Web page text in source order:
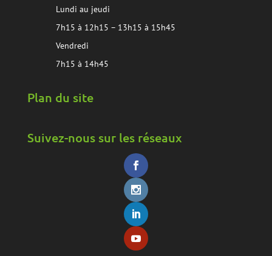
Lundi au jeudi
7h15 à 12h15 – 13h15 à 15h45
Vendredi
7h15 à 14h45
Plan du site
Suivez-nous sur les réseaux